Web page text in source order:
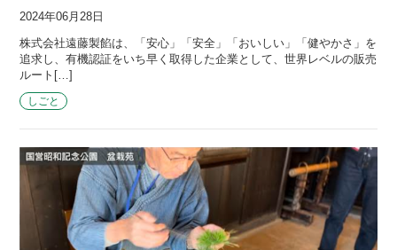
2024年06月28日
株式会社遠藤製餡は、「安心」「安全」「おいしい」「健やかさ」を
追求し、有機認証をいち早く取得した企業として、世界レベルの販売
ルート[…]
しごと